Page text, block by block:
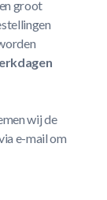
groot
wij de
e-mail om